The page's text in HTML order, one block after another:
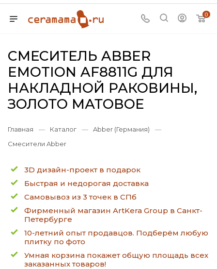
0
СМЕСИТЕЛЬ ABBER
EMOTION AF8811G ДЛЯ
НАКЛАДНОЙ РАКОВИНЫ,
ЗОЛОТО МАТОВОЕ
Главная — Каталог — Abber (Германия)
—
Смесители Abber
3D дизайн-проект в подарок
Быстрая и недорогая доставка
Самовывоз из 3 точек в СПб
Фирменный магазин ArtKera Group в Санкт-
Петербурге
10-летний опыт продавцов. Подберём любую
плитку по фото
Умная корзина покажет общую площадь всех
заказанных товаров!